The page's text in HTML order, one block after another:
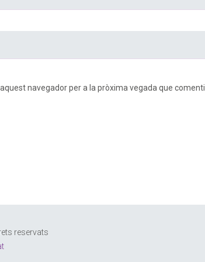
navegador per a la pròxima vegada que comenti.
reservats